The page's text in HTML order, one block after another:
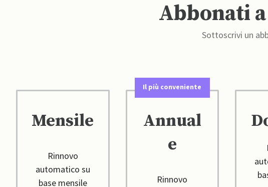
Abbonati
Sottoscrivi un
Mensile
Rinnovo
automatico su
base mensile
Il più conveniente
Annual
e
Rinnovo